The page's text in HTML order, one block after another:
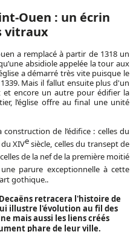
Ouen : un écrin
vitraux
a remplacé à partir de 1318 un
absidiole appelée la tour aux
a démarré très vite puisque le
Mais il fallut ensuite plus d'un
et encore un autre pour édifier la
l’église offre au final une unité
de l’édifice : celles du
XIVesiècle, celles du transept de
de la nef de la première moitié
parure exceptionnelle à cette
gothique..
retracera l'histoire de
illustre l'évolution au fil des
mais aussi les liens créés
phare de leur ville.